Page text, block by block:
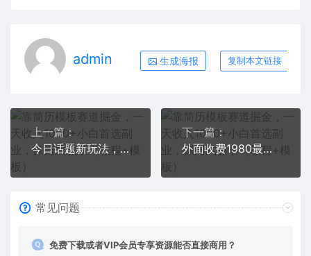
admin 生成海报 复制本文链接
上一篇：
今日话题新玩法，实测一天涨粉2万，多种变现方式（教程+5G素材）
下一篇：
外面收费1980最新AI视频爆粉吸金项目【详细教程+AI工具+变现案例】
常见问题
免费下载或者VIP会员专享资源能否直接商用？